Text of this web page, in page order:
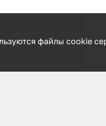
файлы cookie